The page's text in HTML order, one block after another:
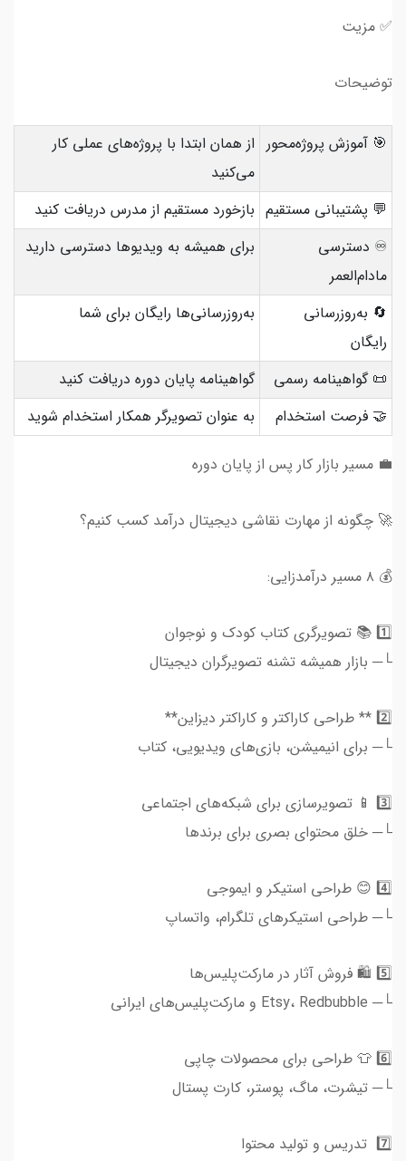
✅ مزیت
توضیحات
🎯 آموزش پروژه‌محور از همان ابتدا با پروژه‌های عملی کار
می‌کنید
💬 پشتیبانی مستقیم بازخورد مستقیم از مدرس دریافت کنید
♾️ دسترسی
مادام‌العمر
برای همیشه به ویدیوها دسترسی دارید
🔄 به‌روزرسانی
رایگان
به‌روزرسانی‌ها رایگان برای شما
📜 گواهینامه رسمی
گواهینامه پایان دوره دریافت کنید
🤝 فرصت استخدام
به عنوان تصویرگر همکار استخدام شوید
💼 مسیر بازار کار پس از پایان دوره
🚀 چگونه از مهارت نقاشی دیجیتال درآمد کسب کنیم؟
💰 ۸ مسیر درآمدزایی:
1️⃣ 📚 تصویرگری کتاب کودک و نوجوان
└─ بازار همیشه تشنه تصویرگران دیجیتال
2️⃣ ** طراحی کاراکتر و کاراکتر دیزاین**
└─ برای انیمیشن، بازی‌های ویدیویی، کتاب
3️⃣ 📱 تصویرسازی برای شبکه‌های اجتماعی
└─ خلق محتوای بصری برای برندها
4️⃣ 😊 طراحی استیکر و ایموجی
└─ طراحی استیکرهای تلگرام، واتساپ
5️⃣ 🛍️ فروش آثار در مارکت‌پلیس‌ها
└─ Etsy، Redbubble و مارکت‌پلیس‌های ایرانی
6️⃣ 👕 طراحی برای محصولات چاپی
└─ تیشرت، ماگ، پوستر، کارت پستال
7️⃣ ‍ تدریس و تولید محتوا